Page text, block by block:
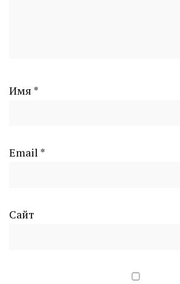
Имя *
Email *
Сайт